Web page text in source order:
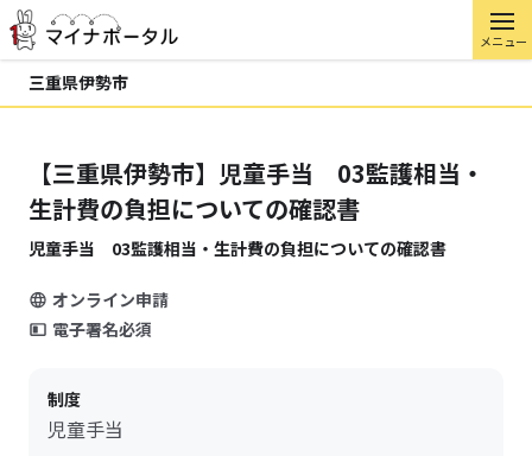
メニュー
三重県伊勢市
【三重県伊勢市】児童手当 03監護相当・
生計費の負担についての確認書
児童手当 03監護相当・生計費の負担についての確認書
オンライン申請
電子署名必須
制度
児童手当